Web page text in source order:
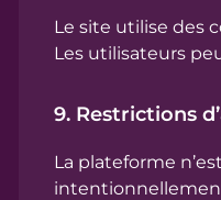
Le site utilise des
Les utilisateurs
9. Restrictions
La plateforme